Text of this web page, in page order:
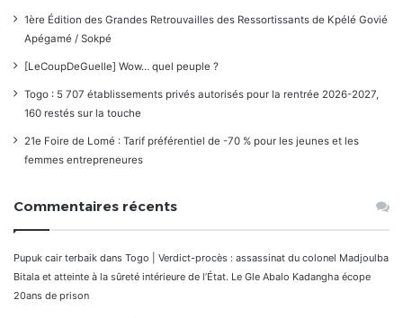
1ère Édition des Grandes Retrouvailles des Ressortissants de Kpélé Govié
Apégamé / Sokpé
[LeCoupDeGuelle] Wow… quel peuple ?
Togo : 5 707 établissements privés autorisés pour la rentrée 2026-2027,
160 restés sur la touche
21e Foire de Lomé : Tarif préférentiel de -70 % pour les jeunes et les
femmes entrepreneures
Commentaires récents
Pupuk cair terbaik dans Togo | Verdict-procès : assassinat du colonel Madjoulba
Bitala et atteinte à la sûreté intérieure de l’État. Le Gle Abalo Kadangha écope
20ans de prison